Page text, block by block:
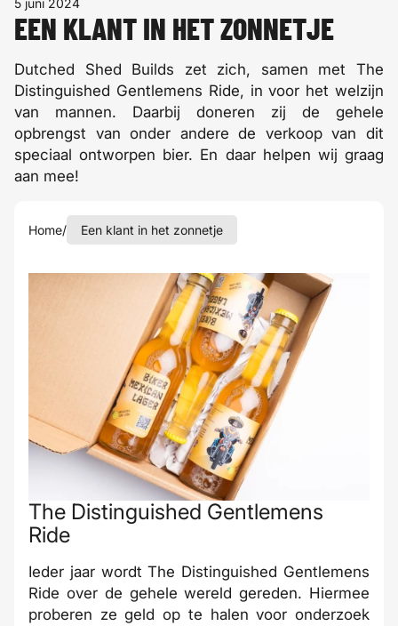
5 juni 2024
EEN KLANT IN HET ZONNETJE
Dutched Shed Builds zet zich, samen met The
Distinguished Gentlemens Ride, in voor het welzijn
van mannen. Daarbij doneren zij de gehele
opbrengst van onder andere de verkoop van dit
speciaal ontworpen bier. En daar helpen wij graag
aan mee!
Home/ Een klant in het zonnetje
The Distinguished Gentlemens
Ride
Ieder jaar wordt The Distinguished Gentlemens
Ride over de gehele wereld gereden. Hiermee
proberen ze geld op te halen voor onderzoek